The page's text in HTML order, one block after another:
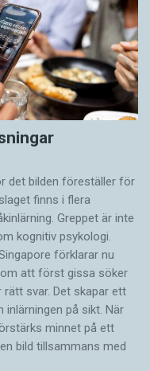
det bilden föreställer för
finns i flera
Greppet är inte
kognitiv psykologi.
förklarar nu
att först gissa ­söker
svar. Det skapar ett
på sikt. När
minnet på ett
bild tillsammans med